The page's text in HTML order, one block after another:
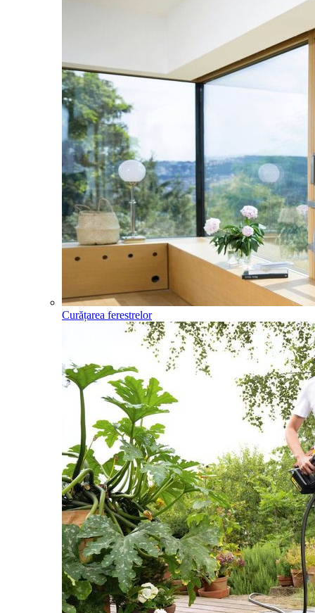
Curățarea ferestrelor